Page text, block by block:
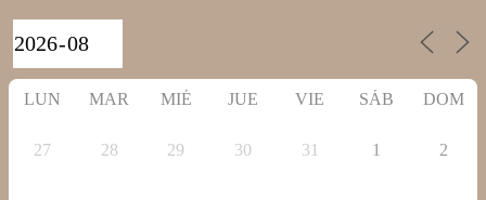
LUN MAR MIÉ JUE VIE SÁB DOM
27 28 29 30 31 1 2